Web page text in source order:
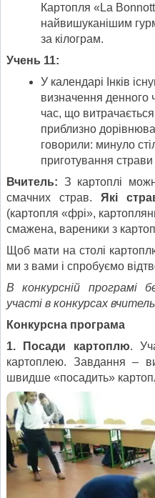
Картопля «La
найвишуканішим
за кілограм.
Учень 11:
У календарі Інків
визначення денного
час, що
приблизно
говорили: минуло
приготування страви
Вчитель: З картоплі
смачних страв. Які
(картопля «фрі»,
смажена, вареники з
Щоб мати на столі
ми з вами і спробуємо
В конкурсній програмі
участі в конкурсах
Конкурсна програма
1. Посади картоплю.
картоплею. Завдання –
швидше «посадить»